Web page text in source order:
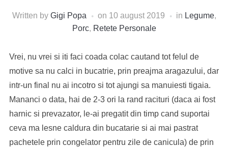
Written by Gigi Popa on 10 august 2019 in Legume,
Porc, Retete Personale
Vrei, nu vrei si iti faci coada colac cautand tot felul de
motive sa nu calci in bucatrie, prin preajma aragazului, dar
intr-un final nu ai incotro si tot ajungi sa manuiesti tigaia.
Mananci o data, hai de 2-3 ori la rand racituri (daca ai fost
harnic si prevazator, le-ai pregatit din timp cand suportai
ceva ma lesne caldura din bucatarie si ai mai pastrat
pachetele prin congelator pentru zile de canicula) de prin